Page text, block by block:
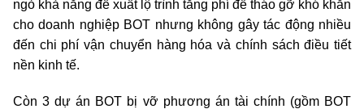
ngỏ khả năng đề xuất lộ trình tăng phí để tháo gỡ khó khăn
cho doanh nghiệp BOT nhưng không gây tác động nhiều
đến chi phí vận chuyển hàng hóa và chính sách điều tiết
nền kinh tế.
Còn 3 dự án BOT bị vỡ phương án tài chính (gồm BOT